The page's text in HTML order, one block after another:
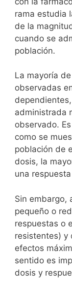
rama estudia
de la
cuando se
población.
La mayoría
observadas
administrada
observado.
como se
población de
dosis, la
una
Sin embargo,
pequeño o
respuestas o
resistentes) y
efectos
sentido es
dosis y